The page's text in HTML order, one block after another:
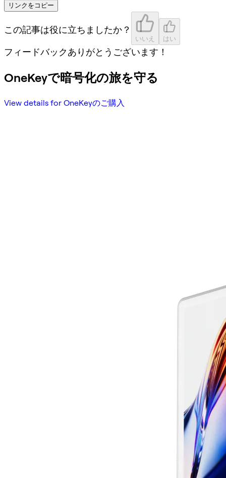
リンクをコピー
この記事は役に立ちましたか？
いいえ はい
フィードバックありがとうございます！
OneKeyで暗号化の旅を守る
View details for OneKeyのご購入